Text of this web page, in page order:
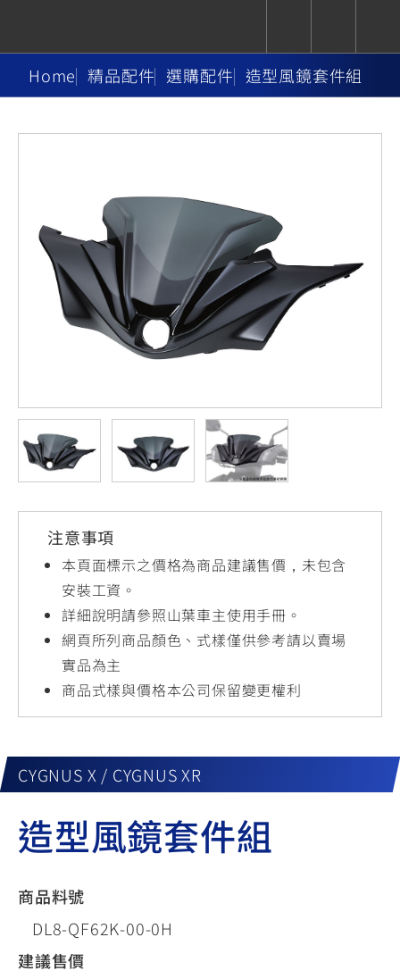
YZF-R9
550+
YZF-R7
YZF-R3
251~549
YZF-R15
150
Y-
AMT
550+
MT-
09
550+
07
Y-
AMT
07
550+
MT-
251~549
MT-
150
550+
TMAX
550+
XMAX
NMAX
150
AUGUR
150
CYGNUS
CYGNUS
X
FORCE
2.0
150
RS NEO
125
Limi
125
Vinoora
125
BW'S
125
PW50
Zii
CUXiE
追蹤愛車
我的愛車 瀏覽紀錄
Home 精品配件 選購配件 造型風鏡套件組
注意事項
本頁面標示之價格為商品建議售價，未包含
安裝工資。
詳細說明請參照山葉車主使用手冊。
網頁所列商品顏色、式樣僅供參考請以賣場
實品為主
商品式樣與價格本公司保留變更權利
CYGNUS X / CYGNUS XR
造型風鏡套件組
商品料號
DL8-QF62K-00-0H
建議售價